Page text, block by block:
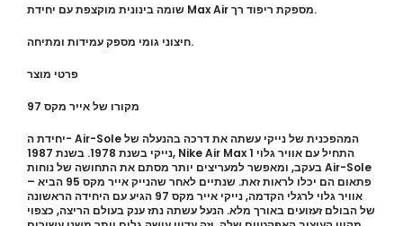
שומה בינונית מוקצפת עם יחידת Max Air מספקת ריפוד רך.
חיצוני גומי מספק עמידות ומתיחה.
פרטי מוצר
מקורו של אייר מקס 97
יחידת ה- Air-Sole המהפכנית של נייקי עשתה את דרכה בהנעלה של
נייקי בשנת 1978. בשנת 1987, Nike Air Max 1 התחיל עם אוויר גלוי
בעקב, ומאפשר למעריצים יותר מסתם את התחושה של נוחות Air-Sole
– פתאום הם יכלו לראות זאת. שנתיים לאחר שהנייק אייר מקס 95 הביא
אוויר גלוי לרגלי הקדמה, נייקי אייר מקס 97 הגיע עם היחידה הראשונה
של הבולם זעזועים באורך מלא. הנעל עשתה נתז ענק בעולם הריצה, כצפוי